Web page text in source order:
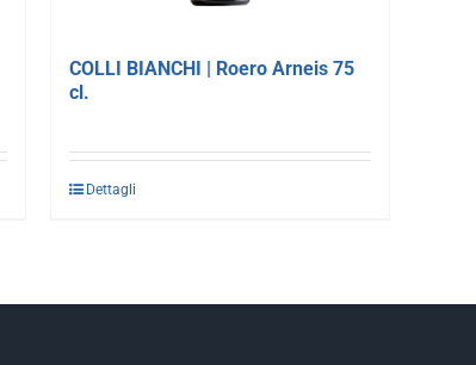
COLLI BIANCHI | Roero Arneis 75
cl.
Dettagli